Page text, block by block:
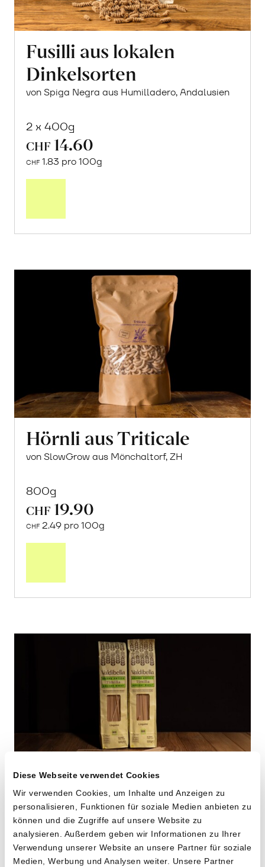
Diese Webseite verwendet Cookies
Wir verwenden Cookies, um Inhalte und Anzeigen zu
personalisieren, Funktionen für soziale Medien anbieten zu
können und die Zugriffe auf unsere Website zu
analysieren. Außerdem geben wir Informationen zu Ihrer
Verwendung unserer Website an unsere Partner für soziale
Medien, Werbung und Analysen weiter. Unsere Partner
Fusilli aus lokalen
Dinkelsorten
von Spiga Negra aus Humilladero, Andalusien
2 x 400g
CHF 14.60
CHF 1.83 pro 100g
Hörnli aus Triticale
von SlowGrow aus Mönchaltorf, ZH
800g
CHF 19.90
CHF 2.49 pro 100g
Linguine aus «Timilia»
Hartweizen
von Cooperativa Valdibella aus Camporeale,
Sizilien